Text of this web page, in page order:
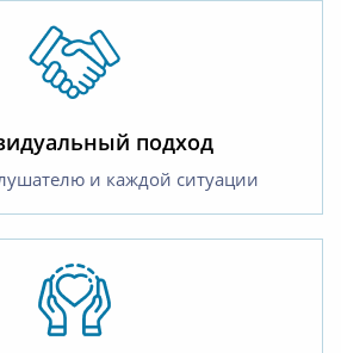
подход
и каждой ситуации